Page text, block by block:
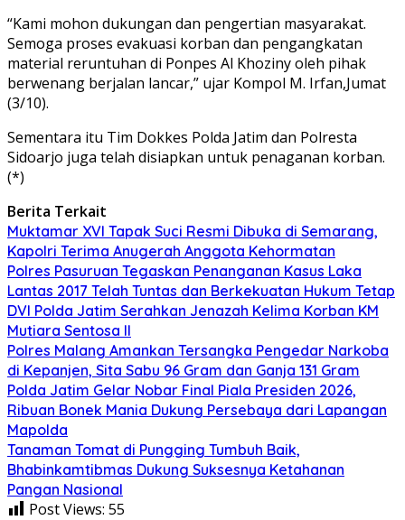
“Kami mohon dukungan dan pengertian masyarakat.
Semoga proses evakuasi korban dan pengangkatan
material reruntuhan di Ponpes Al Khoziny oleh pihak
berwenang berjalan lancar,” ujar Kompol M. Irfan,Jumat
(3/10).
Sementara itu Tim Dokkes Polda Jatim dan Polresta
Sidoarjo juga telah disiapkan untuk penaganan korban.
(*)
Berita Terkait
Muktamar XVI Tapak Suci Resmi Dibuka di Semarang,
Kapolri Terima Anugerah Anggota Kehormatan
Polres Pasuruan Tegaskan Penanganan Kasus Laka
Lantas 2017 Telah Tuntas dan Berkekuatan Hukum Tetap
DVI Polda Jatim Serahkan Jenazah Kelima Korban KM
Mutiara Sentosa II
Polres Malang Amankan Tersangka Pengedar Narkoba
di Kepanjen, Sita Sabu 96 Gram dan Ganja 131 Gram
Polda Jatim Gelar Nobar Final Piala Presiden 2026,
Ribuan Bonek Mania Dukung Persebaya dari Lapangan
Mapolda
Tanaman Tomat di Pungging Tumbuh Baik,
Bhabinkamtibmas Dukung Suksesnya Ketahanan
Pangan Nasional
Post Views: 55